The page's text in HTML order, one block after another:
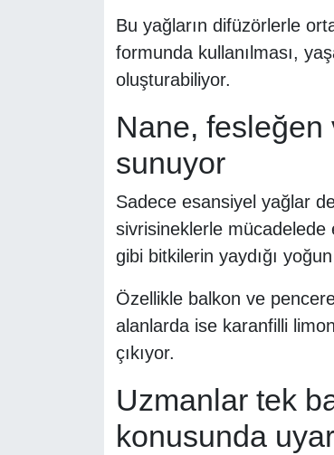
Bu yağların difüzörlerle
formunda kullanılması,
oluşturabiliyor.
Nane,
sunuyor
Sadece esansiyel yağlar
sivrisineklerle
gibi bitkilerin yaydığı
Özellikle balkon ve
alanlarda ise karanfilli
çıkıyor.
Uzmanlar tek
konusunda